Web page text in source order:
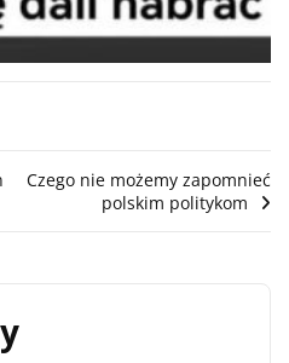
Czego nie możemy zapomnieć
polskim politykom